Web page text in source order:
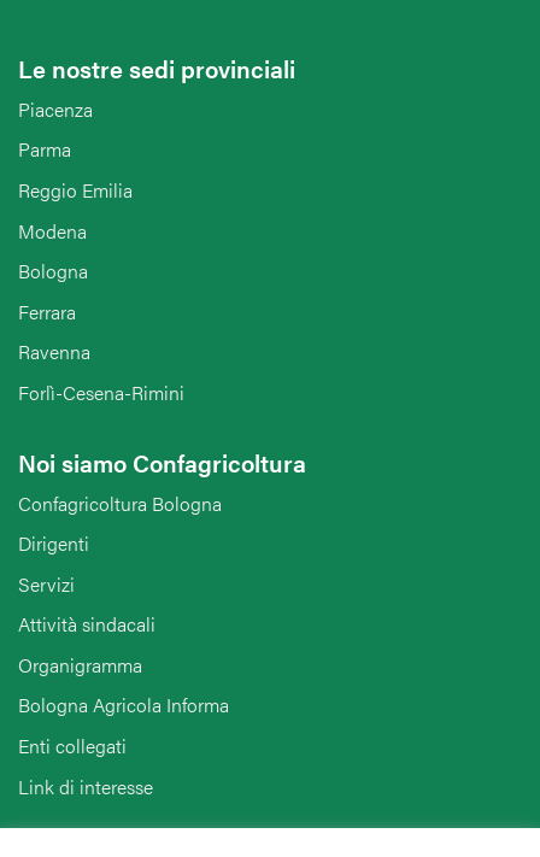
Le nostre sedi provinciali
Piacenza
Parma
Reggio Emilia
Modena
Bologna
Ferrara
Ravenna
Forlì-Cesena-Rimini
Noi siamo Confagricoltura
Confagricoltura Bologna
Dirigenti
Servizi
Attività sindacali
Organigramma
Bologna Agricola Informa
Enti collegati
Link di interesse